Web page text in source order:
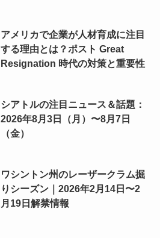
アメリカで企業が人材育成に注目
する理由とは？ポスト Great
Resignation 時代の対策と重要性
シアトルの注目ニュース＆話題：
2026年8月3日（月）〜8月7日
（金）
ワシントン州のレーザークラム掘
りシーズン｜2026年2月14日〜2
月19日解禁情報